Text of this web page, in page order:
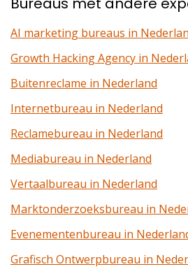
AI marketing bureaus in
Growth Hacking Agency in
Buitenreclame in Nederland
Internetbureau in Nederland
Reclamebureau in Nederland
Mediabureau in Nederland
Vertaalbureau in Nederland
Marktonderzoeksbureau in
Evenementenbureau in
Grafisch Ontwerpbureau in